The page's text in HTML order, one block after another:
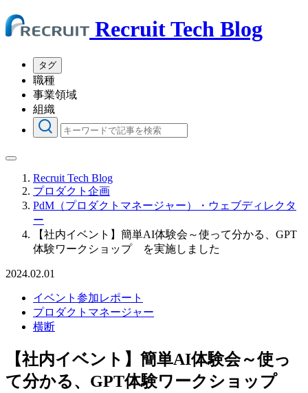
Recruit Tech Blog
タグ
職種
事業領域
組織
Recruit Tech Blog
プロダクト企画
PdM（プロダクトマネージャー）・ウェブディレクタ
ー
【社内イベント】簡単AI体験会～使って分かる、GPT
体験ワークショップ を実施しました
2024.02.01
イベント参加レポート
プロダクトマネージャー
横断
【社内イベント】簡単AI体験会～使っ
て分かる、GPT体験ワークショップ